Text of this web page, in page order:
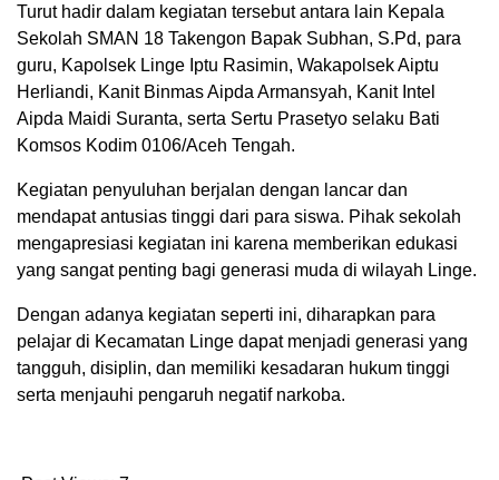
Turut hadir dalam kegiatan tersebut antara lain Kepala
Sekolah SMAN 18 Takengon Bapak Subhan, S.Pd, para
guru, Kapolsek Linge Iptu Rasimin, Wakapolsek Aiptu
Herliandi, Kanit Binmas Aipda Armansyah, Kanit Intel
Aipda Maidi Suranta, serta Sertu Prasetyo selaku Bati
Komsos Kodim 0106/Aceh Tengah.
Kegiatan penyuluhan berjalan dengan lancar dan
mendapat antusias tinggi dari para siswa. Pihak sekolah
mengapresiasi kegiatan ini karena memberikan edukasi
yang sangat penting bagi generasi muda di wilayah Linge.
Dengan adanya kegiatan seperti ini, diharapkan para
pelajar di Kecamatan Linge dapat menjadi generasi yang
tangguh, disiplin, dan memiliki kesadaran hukum tinggi
serta menjauhi pengaruh negatif narkoba.